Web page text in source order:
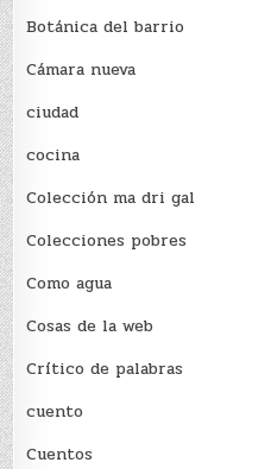
Botánica del barrio
Cámara nueva
ciudad
cocina
Colección ma dri gal
Colecciones pobres
Como agua
Cosas de la web
Crítico de palabras
cuento
Cuentos